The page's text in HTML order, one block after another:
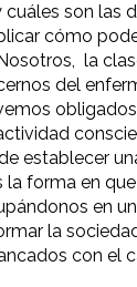
son las
cómo
la
del
establecer
forma en
en
la
con el